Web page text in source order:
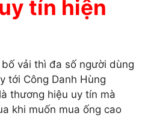
tín hiện
vải thì đa số người dùng
tới Công Danh Hùng
thương hiệu uy tín mà
khi muốn mua ống cao